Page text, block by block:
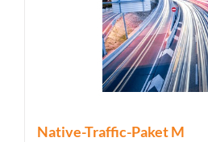
Native-Traffic-Paket M